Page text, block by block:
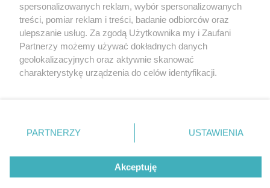
Nie zapomnij
zapoznać się z:
polityką prywatności
Twojemiasto
Piekary Śląskie
Chorzów
Tarnowskie Góry
Gliwice
Skontakuj sięz nami
Kontakt
Redakcja
Newsletter
spersonalizowanych reklam, wybór spersonalizowanych
treści, pomiar reklam i treści, badanie odbiorców oraz
ulepszanie usług. Za zgodą Użytkownika my i Zaufani
Partnerzy możemy używać dokładnych danych
geolokalizacyjnych oraz aktywnie skanować
charakterystykę urządzenia do celów identyfikacji.
zmienić/wycofać klikając przycisk ustawień prywatności
znajdujący się w lewym dolnym rogu strony
rodzaje przetwarzania danych nie wymagają zgody
użytkownika, ale masz prawo sprzeciwić się takiemu
przetwarzaniu. Preferencje będą miały zastosowania tylko
PARTNERZY USTAWIENIA
Akceptuję